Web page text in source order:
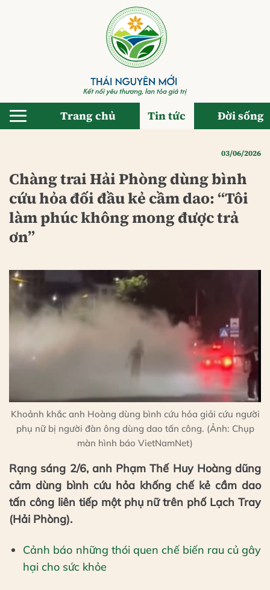
Trang chủ Tin tức Đời sống
03/06/2026
Chàng trai Hải Phòng dùng bình
cứu hỏa đối đầu kẻ cầm dao: “Tôi
làm phúc không mong được trả
ơn”
Khoảnh khắc anh Hoàng dùng bình cứu hỏa giải cứu người
phụ nữ bị người đàn ông dùng dao tấn công. (Ảnh: Chụp
màn hình báo VietNamNet)
Rạng sáng 2/6, anh Phạm Thế Huy Hoàng dũng
cảm dùng bình cứu hỏa khống chế kẻ cầm dao
tấn công liên tiếp một phụ nữ trên phố Lạch Tray
(Hải Phòng).
Cảnh báo những thói quen chế biến rau củ gây
hại cho sức khỏe